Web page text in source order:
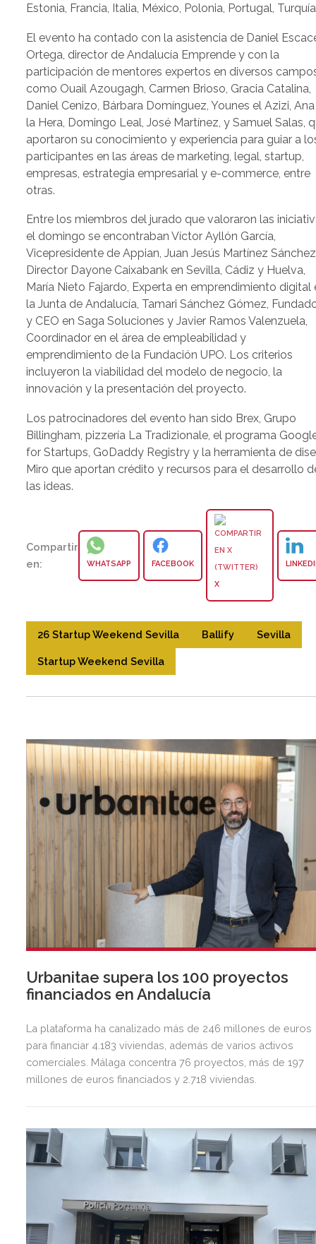
Estonia, Francia, Italia, México, Polonia, Portugal,
El evento ha contado con la asistencia de Daniel
Ortega, director de Andalucía Emprende y con la
participación de mentores expertos en diversos
como Ouail Azougagh, Carmen Brioso, Gracia Catalina,
Daniel Cenizo, Bárbara Domínguez, Younes el Azizi,
la Hera, Domingo Leal, José Martínez, y Samuel Salas,
aportaron su conocimiento y experiencia para guiar a
participantes en las áreas de marketing, legal, startup,
empresas, estrategia empresarial y e-commerce, entre
otras.
Entre los miembros del jurado que valoraron las
el domingo se encontraban Víctor Ayllón García,
Vicepresidente de Appian, Juan Jesús Martínez
Director Dayone Caixabank en Sevilla, Cádiz y Huelva,
María Nieto Fajardo, Experta en emprendimiento digital
la Junta de Andalucía, Tamari Sánchez Gómez,
y CEO en Saga Soluciones y Javier Ramos Valenzuela,
Coordinador en el área de empleabilidad y
emprendimiento de la Fundación UPO. Los criterios
incluyeron la viabilidad del modelo de negocio, la
innovación y la presentación del proyecto.
Los patrocinadores del evento han sido Brex, Grupo
Billingham, pizzería La Tradizionale, el programa
for Startups, GoDaddy Registry y la herramienta de
Miro que aportan crédito y recursos para el desarrollo
las ideas.
Compartir
en:
WHATSAPP FACEBOOK
X
26 Startup Weekend Sevilla Ballify Sevilla
Startup Weekend Sevilla
Urbanitae supera los 100 proyectos
financiados en Andalucía
La plataforma ha canalizado más de 246 millones de euros
para financiar 4.183 viviendas, además de varios activos
comerciales. Málaga concentra 76 proyectos, más de 197
millones de euros financiados y 2.718 viviendas.